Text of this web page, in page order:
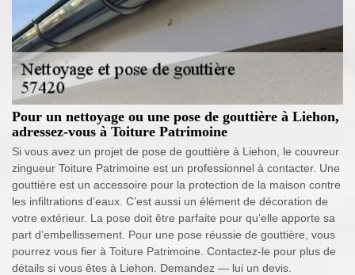
Pour un nettoyage ou une pose de gouttière à Liehon,
adressez-vous à Toiture Patrimoine
Si vous avez un projet de pose de gouttière à Liehon, le couvreur
zingueur Toiture Patrimoine est un professionnel à contacter. Une
gouttière est un accessoire pour la protection de la maison contre
les infiltrations d’eaux. C’est aussi un élément de décoration de
votre extérieur. La pose doit être parfaite pour qu’elle apporte sa
part d’embellissement. Pour une pose réussie de gouttière, vous
pourrez vous fier à Toiture Patrimoine. Contactez-le pour plus de
détails si vous êtes à Liehon. Demandez — lui un devis.